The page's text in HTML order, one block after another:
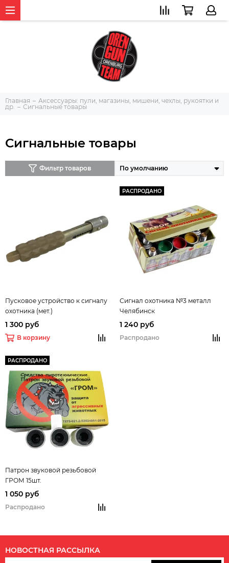
Главная
Аксессуары: пули, магазины, мишени, чехлы, рукоятки и
др.
Сигнальные товары
Сигнальные товары
Фильтр товаров
Пусковое устройство к сигналу
охотника (мет.)
1 300 руб
В корзину
РАСПРОДАНО
Сигнал охотника №3 металл
Челябинск
1 240 руб
Распродано
РАСПРОДАНО
Патрон звуковой резьбовой
ГРОМ 15шт.
1 050 руб
Распродано
НОВОСТНАЯ РАССЫЛКА